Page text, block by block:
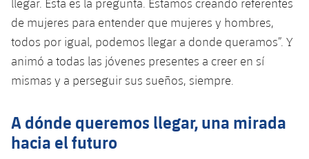
Calendario
Resultados
Clasificaciones
Jugadores
Calendario
Resultados
Clasificaciones
Noticias
Hockey Hierba Masculino
Patinaje artístico
Actualidad
Agenda
Escuela de Patinaje
Actualidad
Voleibol
plusicon
más
de mujeres para entender que mujeres y hombres,
todos por igual, podemos llegar a donde queramos”. Y
animó a todas las jóvenes presentes a creer en sí
mismas y a perseguir sus sueños, siempre.
A dónde queremos llegar, una mirada
hacia el futuro